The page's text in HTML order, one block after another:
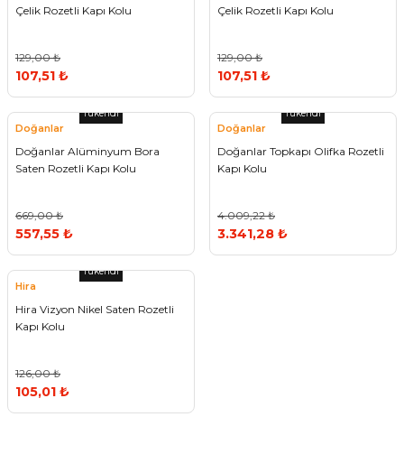
Çelik Rozetli Kapı Kolu
129,00 ₺
107,51 ₺
Çelik Rozetli Kapı Kolu
129,00 ₺
107,51 ₺
Tükendi
Doğanlar
Doğanlar Alüminyum Bora
Saten Rozetli Kapı Kolu
669,00 ₺
557,55 ₺
Tükendi
Doğanlar
Doğanlar Topkapı Olifka Rozetli
Kapı Kolu
4.009,22 ₺
3.341,28 ₺
Tükendi
Hira
Hira Vizyon Nikel Saten Rozetli
Kapı Kolu
126,00 ₺
105,01 ₺